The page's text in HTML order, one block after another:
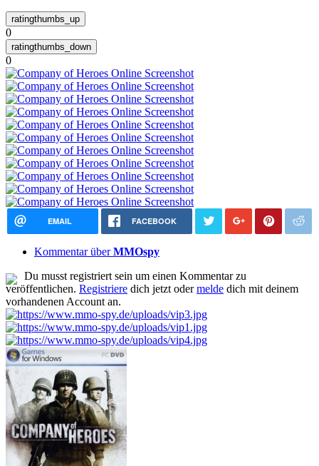
0
0
EMAIL FACEBOOK
Kommentar überMMOspy
Du musst registriert sein um einen Kommentar zu
veröffentlichen. Registriere dich jetzt odermelde dich mit deinem
vorhandenen Account an.